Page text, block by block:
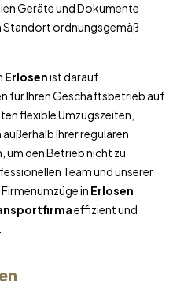
Geräte und Dokumente
Standort ordnungsgemäß
Erlosenist darauf
für Ihren Geschäftsbetrieb auf
flexible Umzugszeiten,
außerhalb Ihrer regulären
den Betrieb nicht zu
Team und unserer
in Erlosen
effizient und